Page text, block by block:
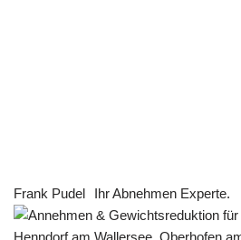
Frank Pudel Ihr Abnehmen Experte.